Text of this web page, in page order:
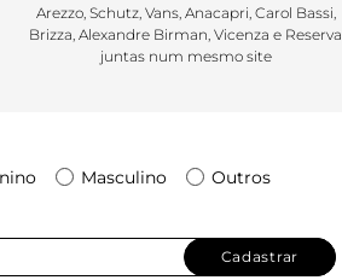
Arezzo, Schutz, Vans, Anacapri, Carol Bassi,
Brizza, Alexandre Birman, Vicenza e Reserva
juntas num mesmo site
Masculino Outros
Cadastrar